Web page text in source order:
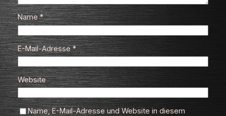
Name*
E-Mail-Adresse*
Website
Name, E-Mail-Adresse und Website in diesem